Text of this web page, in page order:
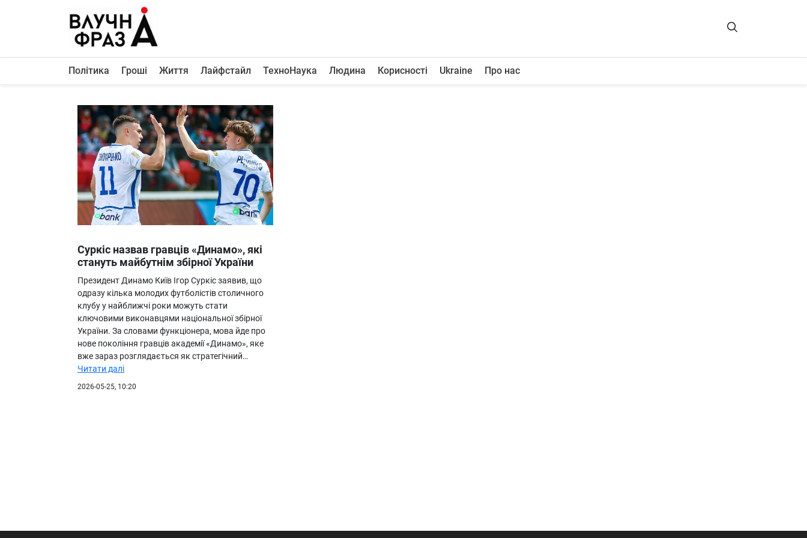
Політика
Життя
Лайфстайл
ТехноНаука
Людина
Корисності
Про нас
Політика Гроші Життя Лайфстайл ТехноНаука Людина Корисності Ukraine Про нас
Суркіс назвав гравців «Динамо», які
стануть майбутнім збірної України
Президент Динамо Київ Ігор Суркіс заявив, що
одразу кілька молодих футболістів столичного
клубу у найближчі роки можуть стати
ключовими виконавцями національної збірної
України. За словами функціонера, мова йде про
нове покоління гравців академії «Динамо», яке
вже зараз розглядається як стратегічний…
Читати далі
2026-05-25, 10:20